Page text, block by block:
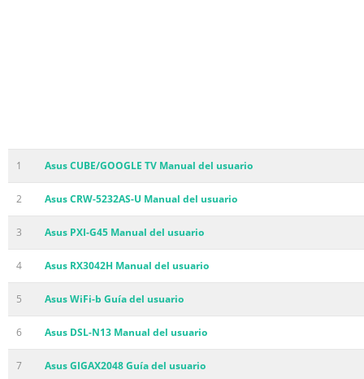
1 Asus CUBE/GOOGLE TV Manual del usuario
2 Asus CRW-5232AS-U Manual del usuario
3 Asus PXI-G45 Manual del usuario
4 Asus RX3042H Manual del usuario
5 Asus WiFi-b Guía del usuario
6 Asus DSL-N13 Manual del usuario
7 Asus GIGAX2048 Guía del usuario